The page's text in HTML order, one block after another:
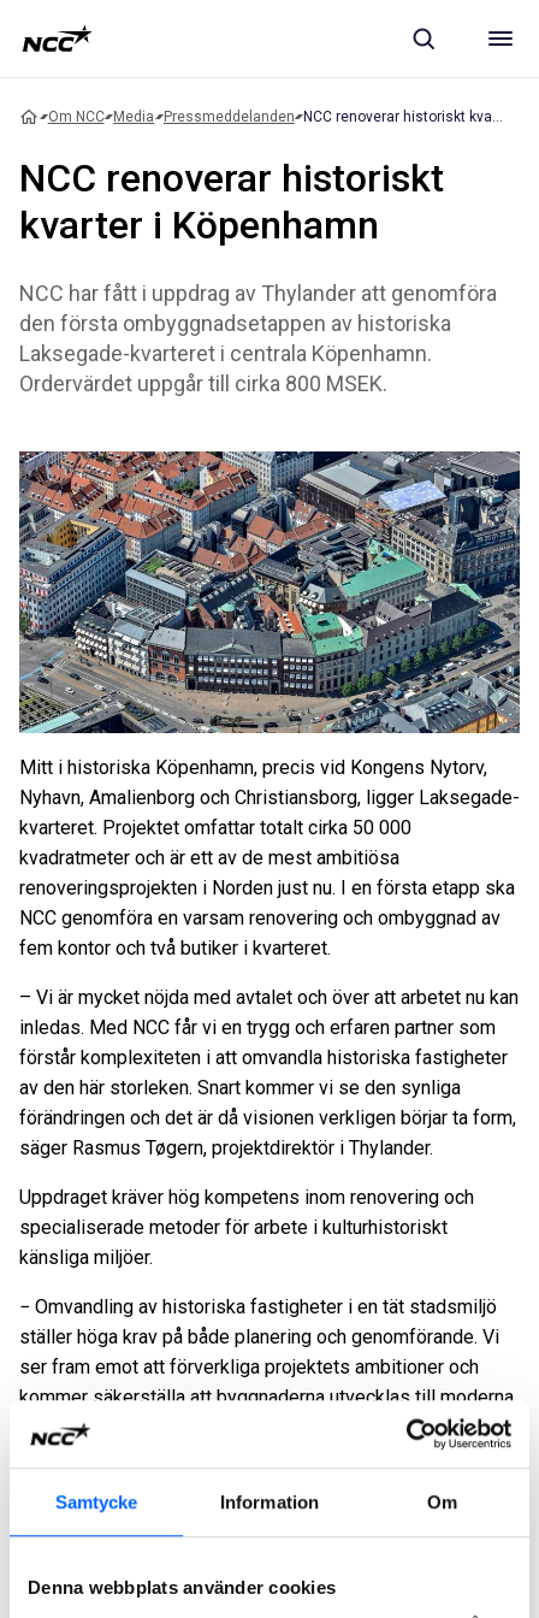
Samtycke Information Om
Denna webbplats använder cookies
Om NCC Media Pressmeddelanden
NCC renoverar historiskt
kvarter i Köpenhamn
NCC har fått i uppdrag av Thylander att genomföra
den första ombyggnadsetappen av historiska
Laksegade-kvarteret i centrala Köpenhamn.
Ordervärdet uppgår till cirka 800 MSEK.
Mitt i historiska Köpenhamn, precis vid Kongens Nytorv,
Nyhavn, Amalienborg och Christiansborg, ligger Laksegade-
kvarteret. Projektet omfattar totalt cirka 50 000
kvadratmeter och är ett av de mest ambitiösa
renoveringsprojekten i Norden just nu. I en första etapp ska
NCC genomföra en varsam renovering och ombyggnad av
fem kontor och två butiker i kvarteret.
– Vi är mycket nöjda med avtalet och över att arbetet nu kan
inledas. Med NCC får vi en trygg och erfaren partner som
förstår komplexiteten i att omvandla historiska fastigheter
av den här storleken. Snart kommer vi se den synliga
förändringen och det är då visionen verkligen börjar ta form,
säger Rasmus Tøgern, projektdirektör i Thylander.
Uppdraget kräver hög kompetens inom renovering och
specialiserade metoder för arbete i kulturhistoriskt
känsliga miljöer.
− Omvandling av historiska fastigheter i en tät stadsmiljö
ställer höga krav på både planering och genomförande. Vi
ser fram emot att förverkliga projektets ambitioner och
kommer säkerställa att byggnaderna utvecklas till moderna
och funktionella lokaler, samtidigt som den historiska
Byggnationen startar våren 2026 och beräknas vara